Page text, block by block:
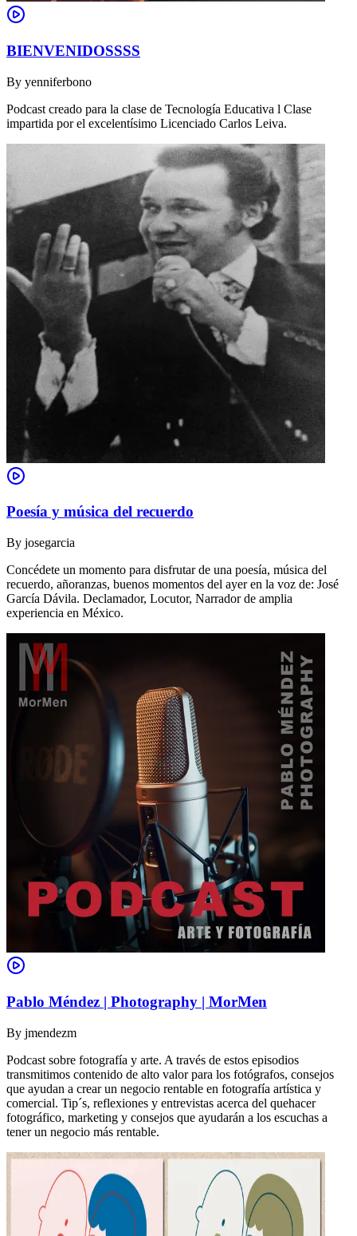
BIENVENIDOSSSS
By yenniferbono
Podcast creado para la clase de Tecnología Educativa l Clase
impartida por el excelentísimo Licenciado Carlos Leiva.
Poesía y música del recuerdo
By josegarcia
Concédete un momento para disfrutar de una poesía, música del
recuerdo, añoranzas, buenos momentos del ayer en la voz de: José
García Dávila. Declamador, Locutor, Narrador de amplia
experiencia en México.
Pablo Méndez | Photography | MorMen
By jmendezm
Podcast sobre fotografía y arte. A través de estos episodios
transmitimos contenido de alto valor para los fotógrafos, consejos
que ayudan a crear un negocio rentable en fotografía artística y
comercial. Tip´s, reflexiones y entrevistas acerca del quehacer
fotográfico, marketing y consejos que ayudarán a los escuchas a
tener un negocio más rentable.